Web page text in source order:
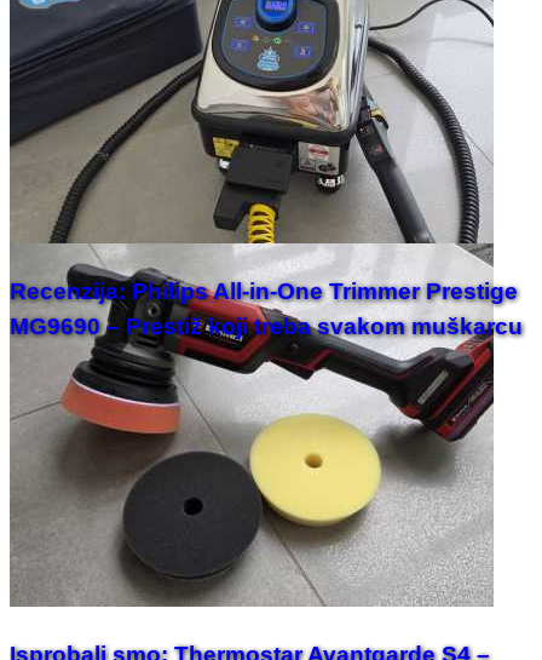
Recenzija: Philips All-in-One Trimmer Prestige
MG9690 – Prestiž koji treba svakom muškarcu
Isprobali smo: Thermostar Avantgarde S4 –